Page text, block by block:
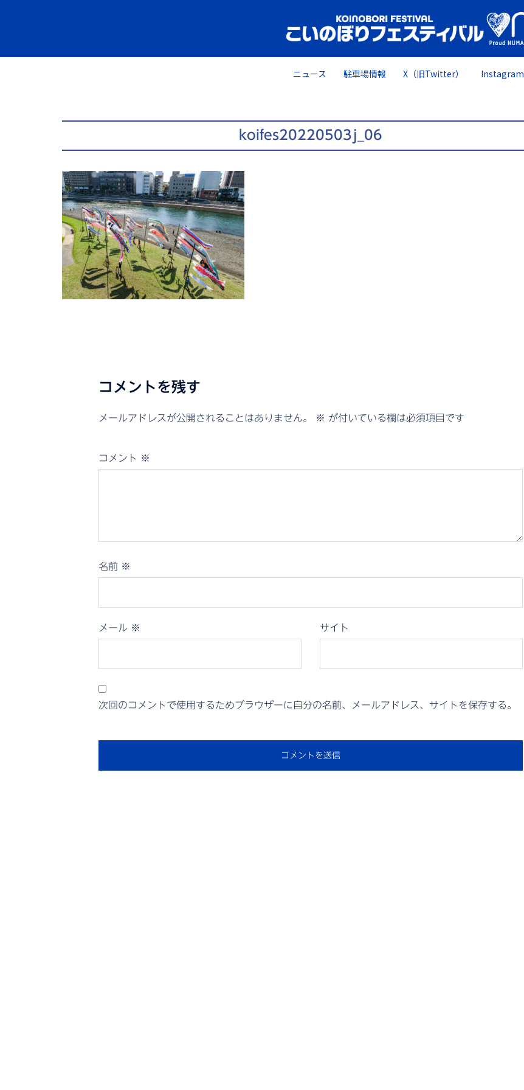
ン
ニュース 駐車場情報 X（旧Twitter） Instagram
koifes20220503j_06
コメントを残す
メールアドレスが公開されることはありません。 ※ が付いている欄は必須項目です
コメント ※
名前 ※
メール ※ サイト
次回のコメントで使用するためブラウザーに自分の名前、メールアドレス、サイトを保存する。